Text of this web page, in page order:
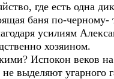
где есть одна
баня по-
усилиям
хозяином.
Испокон веков
угарного